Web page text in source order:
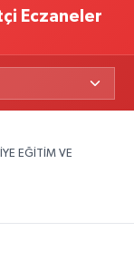
Eczaneler
EĞİTİM VE